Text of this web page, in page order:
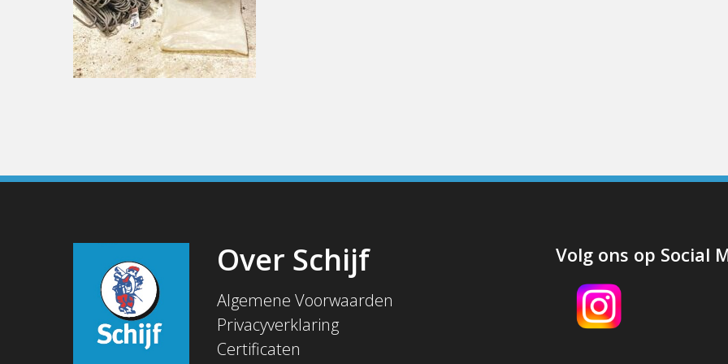
Over Schijf
Algemene Voorwaarden
Privacyverklaring
Certificaten
Volg ons op Social